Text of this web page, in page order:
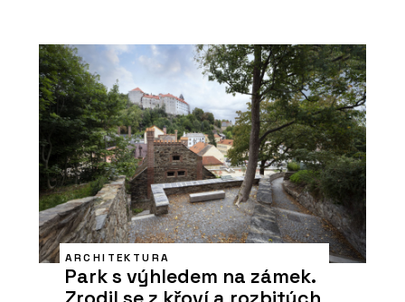
ARCHITEKTURA
Park s výhledem na zámek.